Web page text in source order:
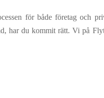
för både företag och
har du kommit rätt. Vi på